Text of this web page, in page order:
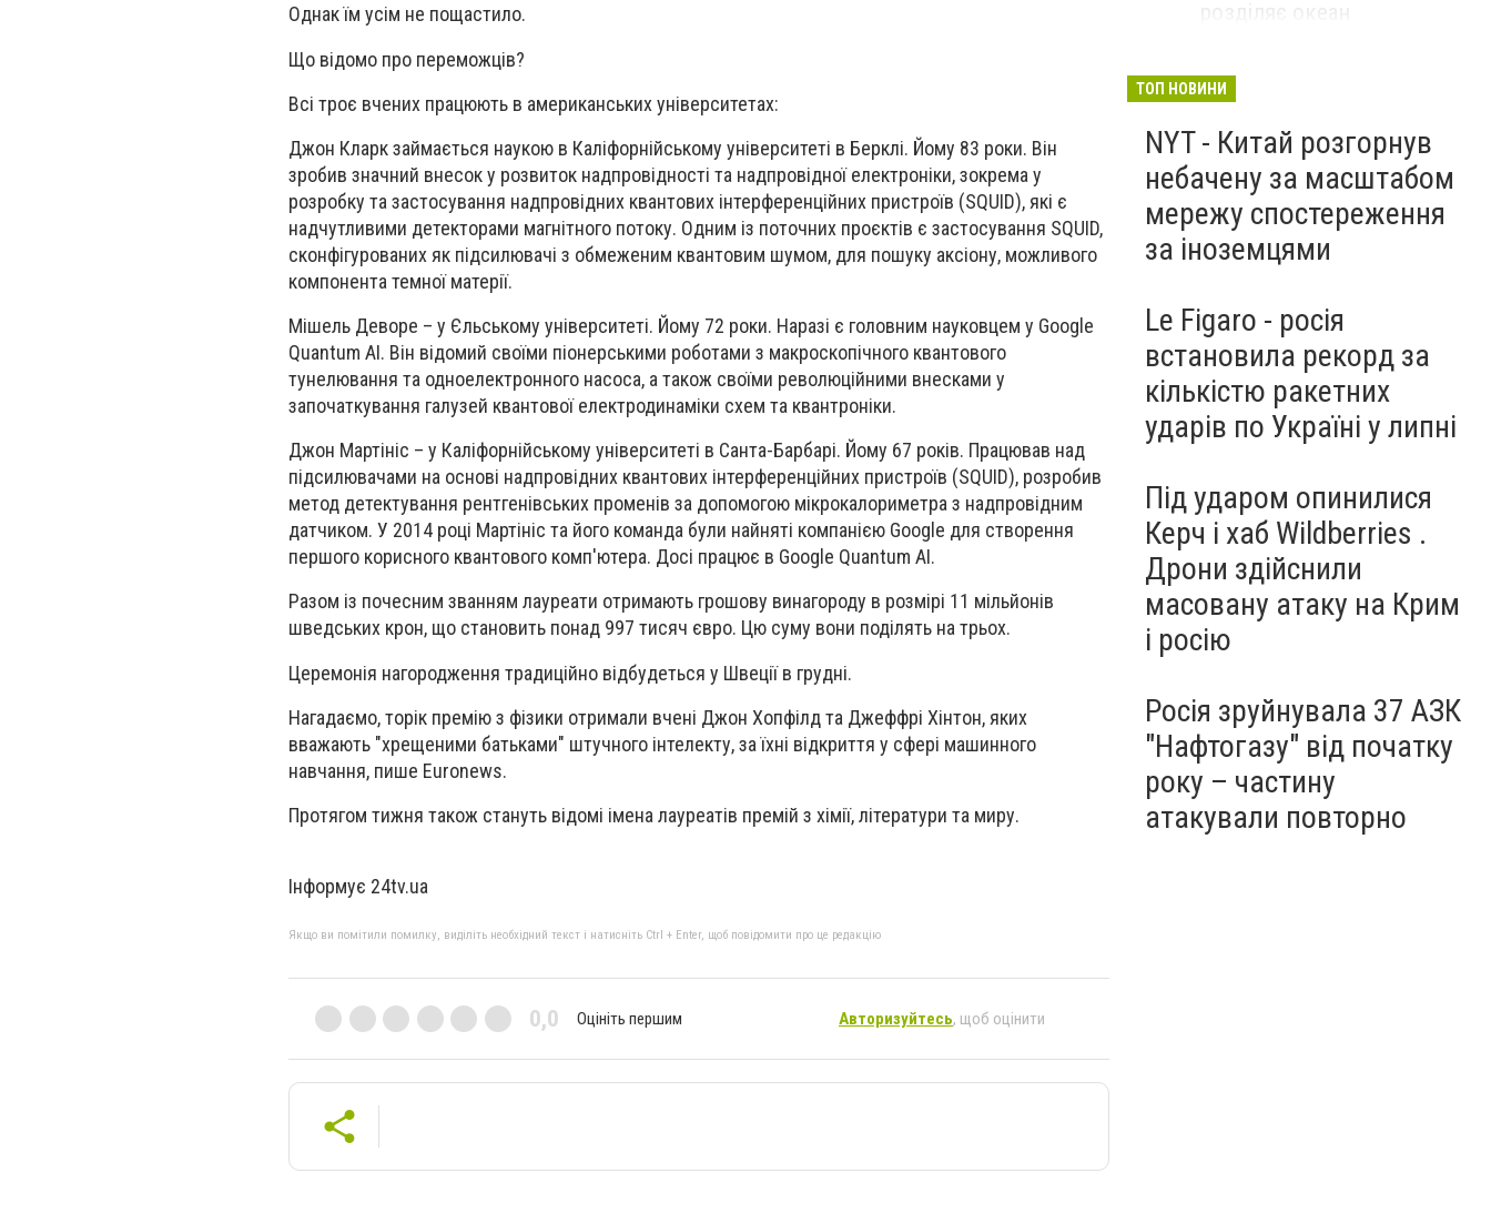
Однак їм усім не пощастило.
Що відомо про переможців?
Всі троє вчених працюють в американських університетах:
Джон Кларк займається наукою в Каліфорнійському університеті в Берклі. Йому 83 роки. Він
зробив значний внесок у розвиток надпровідності та надпровідної електроніки, зокрема у
розробку та застосування надпровідних квантових інтерференційних пристроїв (SQUID), які є
надчутливими детекторами магнітного потоку. Одним із поточних проєктів є застосування SQUID,
сконфігурованих як підсилювачі з обмеженим квантовим шумом, для пошуку аксіону, можливого
компонента темної матерії.
Мішель Деворе – у Єльському університеті. Йому 72 роки. Наразі є головним науковцем у Google
Quantum AI. Він відомий своїми піонерськими роботами з макроскопічного квантового
тунелювання та одноелектронного насоса, а також своїми революційними внесками у
започаткування галузей квантової електродинаміки схем та квантроніки.
Джон Мартініс – у Каліфорнійському університеті в Санта-Барбарі. Йому 67 років. Працював над
підсилювачами на основі надпровідних квантових інтерференційних пристроїв (SQUID), розробив
метод детектування рентгенівських променів за допомогою мікрокалориметра з надпровідним
датчиком. У 2014 році Мартініс та його команда були найняті компанією Google для створення
першого корисного квантового комп'ютера. Досі працює в Google Quantum AI.
Разом із почесним званням лауреати отримають грошову винагороду в розмірі 11 мільйонів
шведських крон, що становить понад 997 тисяч євро. Цю суму вони поділять на трьох.
Церемонія нагородження традиційно відбудеться у Швеції в грудні.
Нагадаємо, торік премію з фізики отримали вчені Джон Хопфілд та Джеффрі Хінтон, яких
вважають "хрещеними батьками" штучного інтелекту, за їхні відкриття у сфері машинного
навчання, пише Euronews.
Протягом тижня також стануть відомі імена лауреатів премій з хімії, літератури та миру.
Інформує 24tv.ua
Якщо ви помітили помилку, виділіть необхідний текст і натисніть Ctrl + Enter, щоб повідомити про це редакцію
0,0 Оцініть першим Авторизуйтесь, щоб оцінити
ТОП НОВИНИ
NYT - Китай розгорнув
небачену за масштабом
мережу спостереження
за іноземцями
Le Figaro - росія
встановила рекорд за
кількістю ракетних
ударів по Україні у липні
Під ударом опинилися
Керч і хаб Wildberries .
Дрони здійснили
масовану атаку на Крим
і росію
Росія зруйнувала 37 АЗК
"Нафтогазу" від початку
року – частину
атакували повторно